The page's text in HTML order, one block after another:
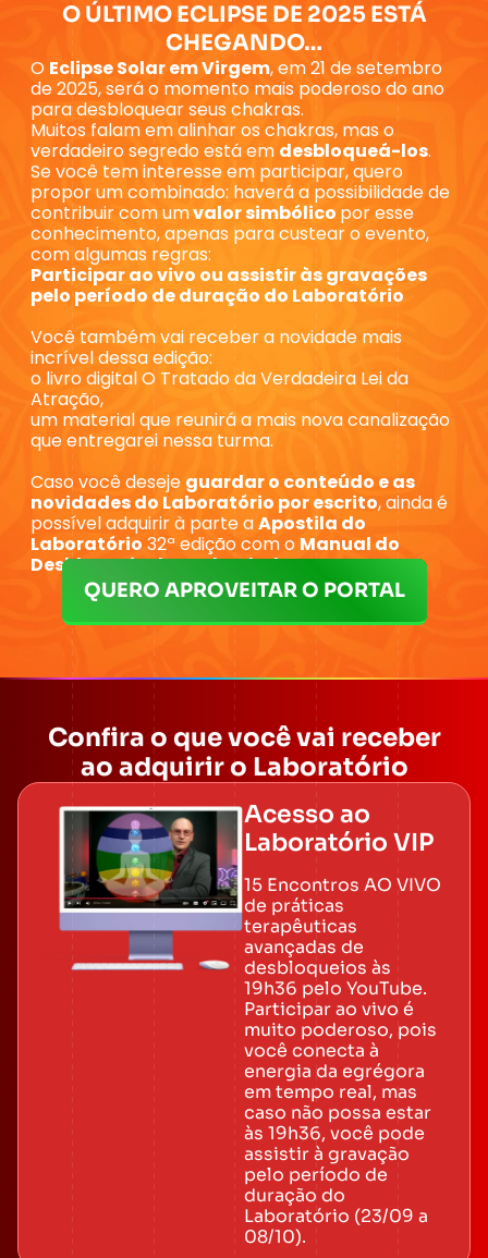
O ÚLTIMO ECLIPSE DE 2025 ESTÁ
CHEGANDO…
O Eclipse Solar em Virgem, em 21 de setembro
de 2025, será o momento mais poderoso do ano
para desbloquear seus chakras.
Muitos falam em alinhar os chakras, mas o
verdadeiro segredo está em desbloqueá-los.
Se você tem interesse em participar, quero
propor um combinado: haverá a possibilidade de
contribuir com umvalor simbólico por esse
conhecimento, apenas para custear o evento,
com algumas regras:
Participar ao vivo ou assistir às gravações
pelo período de duração do Laboratório
Você também vai receber a novidade mais
incrível dessa edição:
o livro digital O Tratado da Verdadeira Lei da
Atração,
um material que reunirá a mais nova canalização
que entregarei nessa turma.
Caso você deseje guardar o conteúdo e as
novidades do Laboratório por escrito, ainda é
possível adquirir à parte aApostila do
Laboratório 32ª edição com o Manual do
Desbloqueio de Cada Chakra.
QUERO APROVEITAR O PORTAL
Confira o que você vai receber
ao adquirir o Laboratório
Acesso ao
Laboratório VIP
15 Encontros AO VIVO
de práticas
terapêuticas
avançadas de
desbloqueios às
19h36 pelo YouTube.
Participar ao vivo é
muito poderoso, pois
você conecta à
energia da egrégora
em tempo real, mas
caso não possa estar
às 19h36, você pode
assistir à gravação
pelo período de
duração do
Laboratório (23/09 a
08/10).